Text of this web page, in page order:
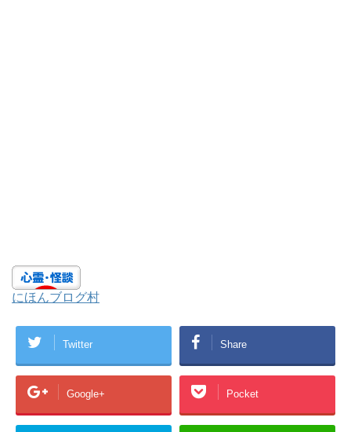
にほんブログ村
Twitter Share
Google+ Pocket